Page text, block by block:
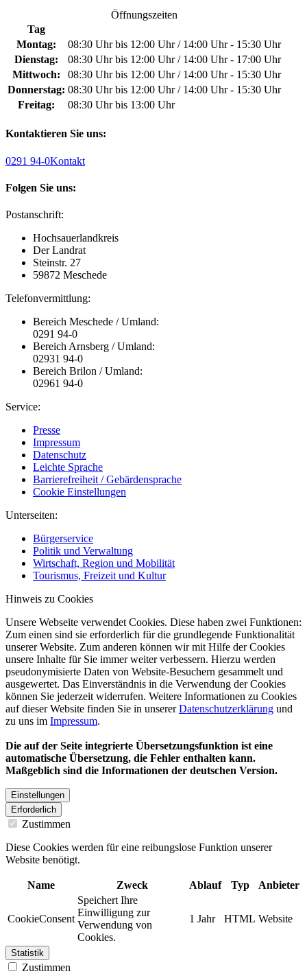
Öffnungszeiten
Tag
Montag:
08:30 Uhr bis 12:00 Uhr / 14:00 Uhr - 15:30 Uhr
Dienstag:
08:30 Uhr bis 12:00 Uhr / 14:00 Uhr - 17:00 Uhr
Mittwoch:
08:30 Uhr bis 12:00 Uhr / 14:00 Uhr - 15:30 Uhr
Donnerstag: 08:30 Uhr bis 12:00 Uhr / 14:00 Uhr - 15:30 Uhr
Freitag:
08:30 Uhr bis 13:00 Uhr
Kontaktieren Sie uns:
0291 94-0Kontakt
Folgen Sie uns:
Postanschrift:
Hochsauerlandkreis
Der Landrat
Steinstr. 27
59872 Meschede
Telefonvermittlung:
Bereich Meschede / Umland:
0291 94-0
Bereich Arnsberg / Umland:
02931 94-0
Bereich Brilon / Umland:
02961 94-0
Service:
Presse
Impressum
Datenschutz
Leichte Sprache
Barrierefreiheit / Gebärdensprache
Cookie Einstellungen
Unterseiten:
Bürgerservice
Politik und Verwaltung
Wirtschaft, Region und Mobilität
Tourismus, Freizeit und Kultur
Hinweis zu Cookies
Unsere Webseite verwendet Cookies. Diese haben zwei Funktionen:
Zum einen sind sie erforderlich für die grundlegende Funktionalität
unserer Website. Zum anderen können wir mit Hilfe der Cookies
unsere Inhalte für Sie immer weiter verbessern. Hierzu werden
pseudonymisierte Daten von Website-Besuchern gesammelt und
ausgewertet. Das Einverständnis in die Verwendung der Cookies
können Sie jederzeit widerrufen. Weitere Informationen zu Cookies
auf dieser Website finden Sie in unsererDatenschutzerklärung und
zu uns im Impressum.
Die auf der Seite integrierte Übersetzungsfunktion ist eine
automatische Übersetzung, die Fehler enthalten kann.
Maßgeblich sind die Informationen der deutschen Version.
Einstellungen
Erforderlich
Zustimmen
Diese Cookies werden für eine reibungslose Funktion unserer
Website benötigt.
Name Zweck Ablauf Typ Anbieter
CookieConsent
Speichert Ihre
Einwilligung zur
Verwendung von
Cookies.
1 Jahr HTML Website
Statistik
Zustimmen